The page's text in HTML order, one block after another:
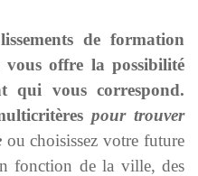
de formation
offre la possibilité
qui vous correspond.
pour trouver
ou choisissez votre future
fonction de la ville, des